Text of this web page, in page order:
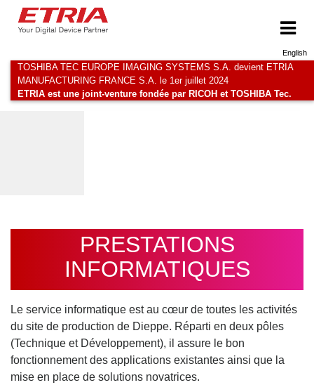
English
TOSHIBA TEC EUROPE IMAGING SYSTEMS S.A. devient ETRIA
MANUFACTURING FRANCE S.A. le 1er juillet 2024
ETRIA est une joint-venture fondée par RICOH et TOSHIBA Tec.
PRESTATIONS
INFORMATIQUES
Le service informatique est au cœur de toutes les activités
du site de production de Dieppe. Réparti en deux pôles
(Technique et Développement), il assure le bon
fonctionnement des applications existantes ainsi que la
mise en place de solutions novatrices.